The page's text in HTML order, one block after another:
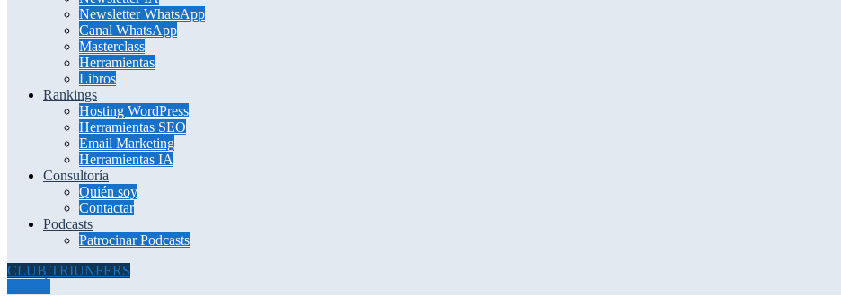
Newsletter WhatsApp
Canal WhatsApp
Masterclass
Herramientas
Libros
Rankings
Hosting WordPress
Herramientas SEO
Email Marketing
Herramientas IA
Consultoría
Quién soy
Contactar
Podcasts
Patrocinar Podcasts
CLUB TRIUNFERS